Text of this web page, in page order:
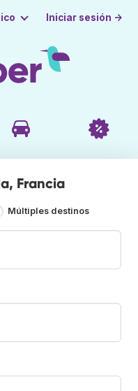
Iniciar sesión →
Francia
Múltiples destinos